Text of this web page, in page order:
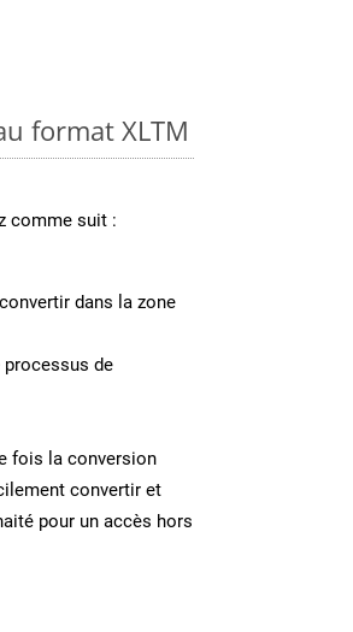
format XLTM
comme suit :
dans la zone
processus de
fois la conversion
convertir et
pour un accès hors